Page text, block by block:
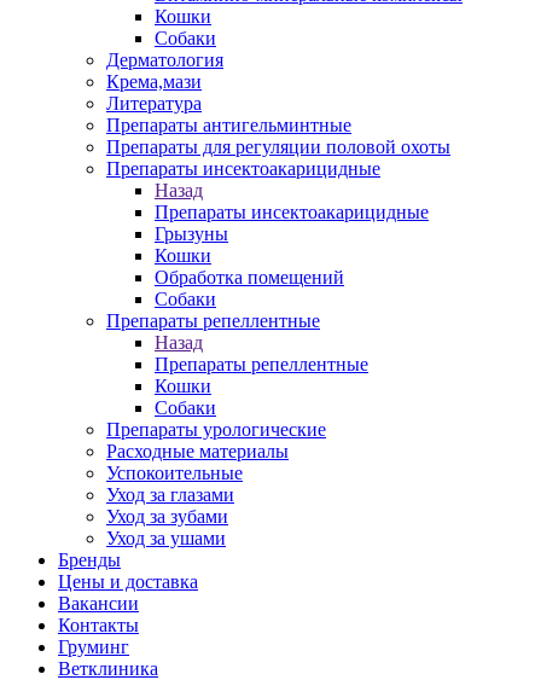
Кошки
Собаки
Дерматология
Крема,мази
Литература
Препараты антигельминтные
Препараты для регуляции половой охоты
Препараты инсектоакарицидные
Назад
Препараты инсектоакарицидные
Грызуны
Кошки
Обработка помещений
Собаки
Препараты репеллентные
Назад
Препараты репеллентные
Кошки
Собаки
Препараты урологические
Расходные материалы
Успокоительные
Уход за глазами
Уход за зубами
Уход за ушами
Бренды
Цены и доставка
Вакансии
Контакты
Груминг
Ветклиника